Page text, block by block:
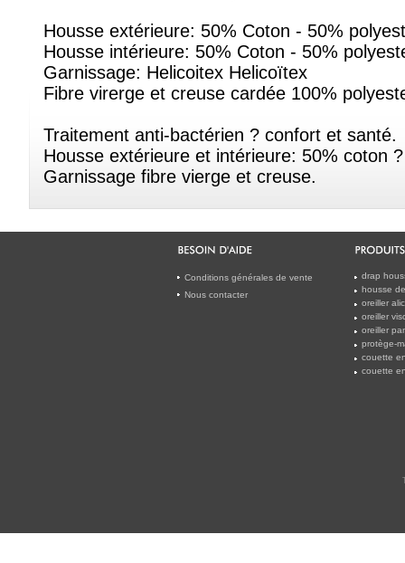
Housse extérieure: 50% Coton - 50%
Housse intérieure: 50% Coton - 50%
Garnissage: Helicoitex Helicoïtex
Fibre virerge et creuse cardée 100%
Traitement anti-bactérien ? confort et santé.
Housse extérieure et intérieure: 50% coton
Garnissage fibre vierge et creuse.
Conditions générales de vente
Nous contacter
drap
housse
oreiller
oreiller
oreiller
protège-
couette
couette